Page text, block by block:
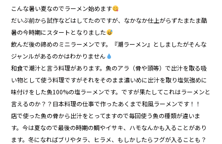
こんな暑い夏なのでラーメン始めます
だいぶ前から試作などはしてたのですが、なかなか仕上がらずたまたま酷
暑の今時期にスタートとなりました
飲んだ後の締めのミニラーメンです。『潮ラーメン』としましたがそんな
ジャンルがあるのかはわかりません
和食で潮汁と言う料理があります。魚のアラ（骨や頭等）で出汁を取る吸
い物として使う料理ですがそれをそのまま濃いめに出汁を取り塩気強めに
味付けをした魚100%の塩ラーメンです。ですが果たしてこれはラーメンと
言えるのか？？日本料理の仕事で作ったあくまで和風ラーメンです！！
店で使った魚の骨から出汁をとってますので毎回使う魚の種類が違いま
す。今は夏なので最後の時期の鯛やイサキ、ハモなんかも入ることがあり
ます。冬になればブリやタラ、ヒラメ、もしかしたらフグが入ることも？